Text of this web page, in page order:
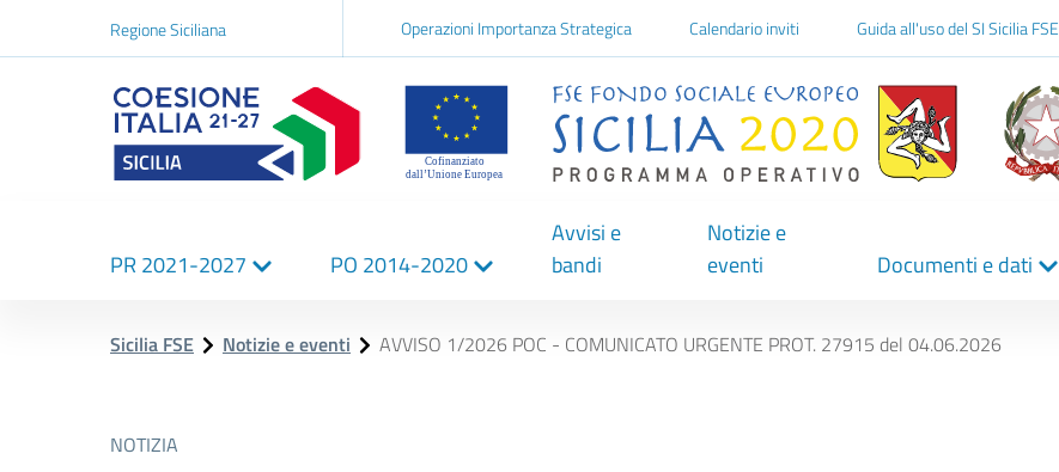
Regione Siciliana Navigazione
network
Operazioni Importanza Strategica Calendario inviti Guida all'uso del SI Sicilia FSE
Logo Sicilia FSE
Navigazione
principale
PR 2021-2027 PO 2014-2020
Avvisi e
bandi
Notizie e
eventi
Documenti e dati
Sicilia FSE Notizie e eventi AVVISO 1/2026 POC - COMUNICATO URGENTE PROT. 27915 del 04.06.2026
NOTIZIA